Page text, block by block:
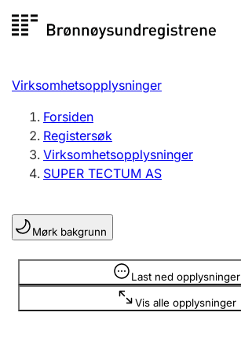
til
Registersøk
Aksjeselskap
Enkeltpersonforetak
Registrere, endre, slette
Lag og forening
Registrere, endre, slette
Virksomhetsopplysninger
Forsiden
Registersøk
Virksomhetsopplysninger
SUPER TECTUM AS
Mørk bakgrunn
Last ned opplysninger
Vis alle opplysninger
Opplysninger er skjult